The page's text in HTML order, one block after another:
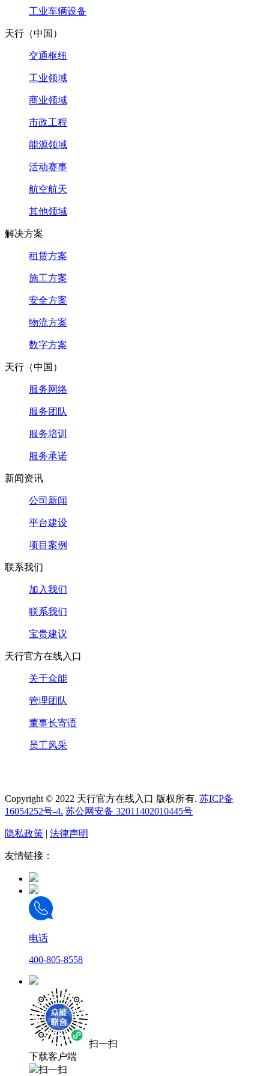
工业车辆设备
天行（中国）
交通枢纽
工业领域
商业领域
市政工程
能源领域
活动赛事
航空航天
其他领域
解决方案
租赁方案
施工方案
安全方案
物流方案
数字方案
天行（中国）
服务网络
服务团队
服务培训
服务承诺
新闻资讯
公司新闻
平台建设
项目案例
联系我们
加入我们
联系我们
宝贵建议
天行官方在线入口
关于众能
管理团队
董事长寄语
员工风采
Copyright © 2022 天行官方在线入口 版权所有. 苏ICP备
16054252号-4. 苏公网安备 32011402010445号
隐私政策 | 法律声明
友情链接：
电话
400-805-8558
扫一扫
下载客户端
扫一扫